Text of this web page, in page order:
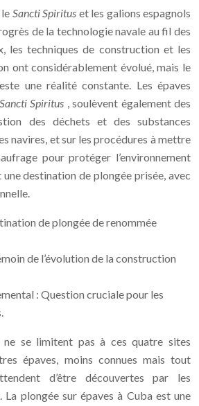
Sancti Spiritus et les galions espagnols
de la technologie navale au fil des
les techniques de construction et les
ont considérablement évolué, mais le
une réalité constante. Les épaves
Sancti Spiritus , soulèvent également des
des déchets et des substances
navires, et sur les procédures à mettre
pour protéger l’environnement
destination de plongée prisée, avec
de plongée de renommée
de l’évolution de la construction
: Question cruciale pour les
ne se limitent pas à ces quatre sites
épaves, moins connues mais tout
d’être découvertes par les
La plongée sur épaves à Cuba est une